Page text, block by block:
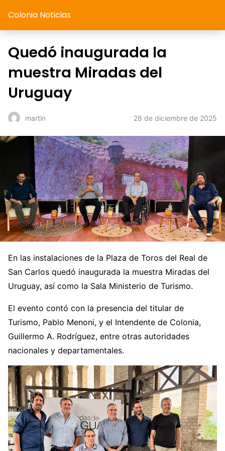
Colonia Noticias
Quedó inaugurada la
muestra Miradas del
Uruguay
martin 28 de diciembre de 2025
En las instalaciones de la Plaza de Toros del Real de
San Carlos quedó inaugurada la muestra Miradas del
Uruguay, así como la Sala Ministerio de Turismo.
El evento contó con la presencia del titular de
Turismo, Pablo Menoni, y el Intendente de Colonia,
Guillermo A. Rodríguez, entre otras autoridades
nacionales y departamentales.